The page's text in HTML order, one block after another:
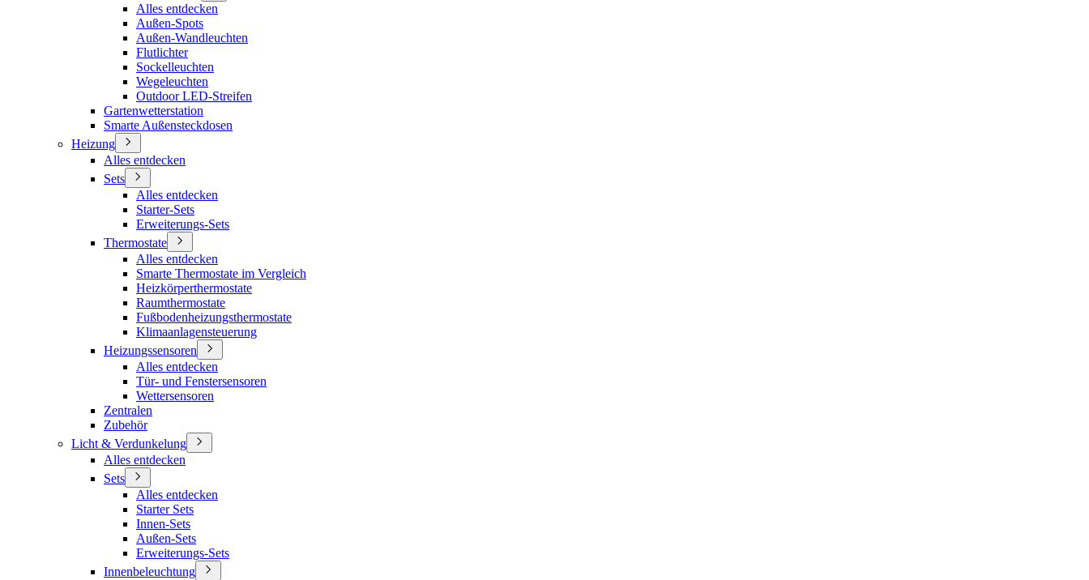
Alles entdecken
Außen-Spots
Außen-Wandleuchten
Flutlichter
Sockelleuchten
Wegeleuchten
Outdoor LED-Streifen
Gartenwetterstation
Smarte Außensteckdosen
Heizung
Alles entdecken
Sets
Alles entdecken
Starter-Sets
Erweiterungs-Sets
Thermostate
Alles entdecken
Smarte Thermostate im Vergleich
Heizkörperthermostate
Raumthermostate
Fußbodenheizungsthermostate
Klimaanlagensteuerung
Heizungssensoren
Alles entdecken
Tür- und Fenstersensoren
Wettersensoren
Zentralen
Zubehör
Licht & Verdunkelung
Alles entdecken
Sets
Alles entdecken
Starter Sets
Innen-Sets
Außen-Sets
Erweiterungs-Sets
Innenbeleuchtung